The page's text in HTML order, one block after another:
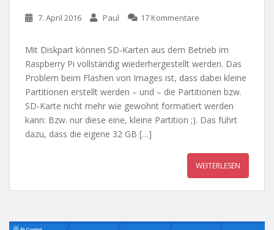
7. April 2016 Paul 17 Kommentare
Mit Diskpart können SD-Karten aus dem Betrieb im
Raspberry Pi vollständig wiederhergestellt werden. Das
Problem beim Flashen von Images ist, dass dabei kleine
Partitionen erstellt werden – und – die Partitionen bzw.
SD-Karte nicht mehr wie gewohnt formatiert werden
kann: Bzw. nur diese eine, kleine Partition ;). Das führt
dazu, dass die eigene 32 GB […]
WEITERLESEN